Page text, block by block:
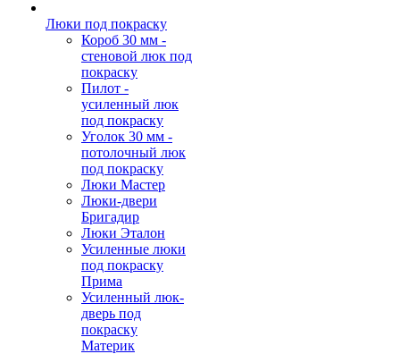
Люки под покраску
Короб 30 мм -
стеновой люк под
покраску
Пилот -
усиленный люк
под покраску
Уголок 30 мм -
потолочный люк
под покраску
Люки Мастер
Люки-двери
Бригадир
Люки Эталон
Усиленные люки
под покраску
Прима
Усиленный люк-
дверь под
покраску
Материк